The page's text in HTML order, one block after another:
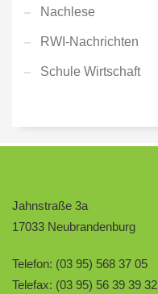
Nachlese
RWI-Nachrichten
Schule Wirtschaft
Jahnstraße 3a
17033 Neubrandenburg
Telefon: (03 95) 568 37 05
Telefax: (03 95) 56 39 39 32